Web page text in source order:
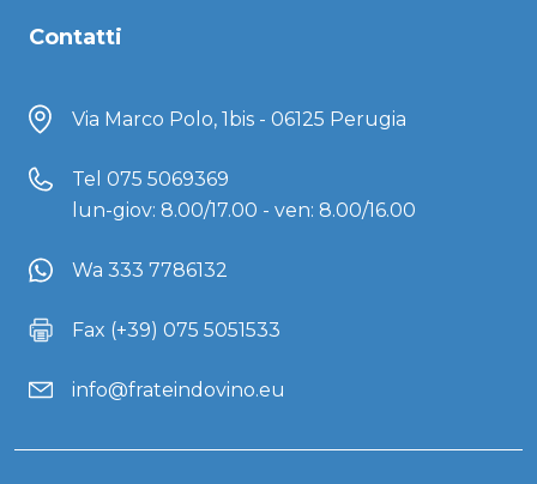
Contatti
Via Marco Polo, 1bis - 06125 Perugia
Tel 075 5069369
lun-giov: 8.00/17.00 - ven: 8.00/16.00
Wa 333 7786132
Fax (+39) 075 5051533
info@frateindovino.eu